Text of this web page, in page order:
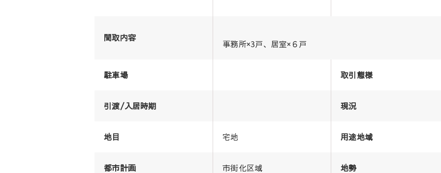
間取内容
事務所×3戸、居室×６戸
駐車場 取引態様
引渡/入居時期 現況
地目 宅地 用途地域
都市計画 市街化区域 地勢